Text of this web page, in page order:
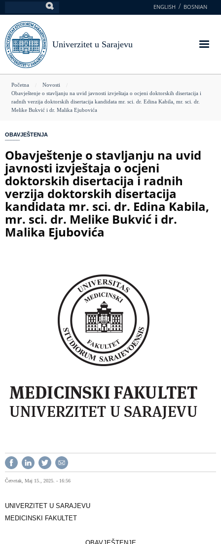
na
glavni
sadržaj
ENGLISH BOSNIAN
Univerzitet u Sarajevu
You
are
here
Početna
Novosti
Obavještenje o stavljanju na uvid javnosti izvještaja o ocjeni doktorskih disertacija i
radnih verzija doktorskih disertacija kandidata mr. sci. dr. Edina Kabila, mr. sci. dr.
Melike Bukvić i dr. Malika Ejubovića
OBAVJEŠTENJA
Obavještenje o stavljanju na uvid
javnosti izvještaja o ocjeni
doktorskih disertacija i radnih
verzija doktorskih disertacija
kandidata mr. sci. dr. Edina Kabila,
mr. sci. dr. Melike Bukvić i dr.
Malika Ejubovića
Četvrtak, Maj 15., 2025. - 16:56
UNIVERZITET U SARAJEVU
MEDICINSKI FAKULTET